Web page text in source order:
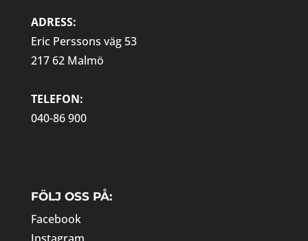
ADRESS:
Eric Perssons väg 53
217 62 Malmö
TELEFON:
040-86 900
FÖLJ OSS PÅ:
Facebook
Instagram